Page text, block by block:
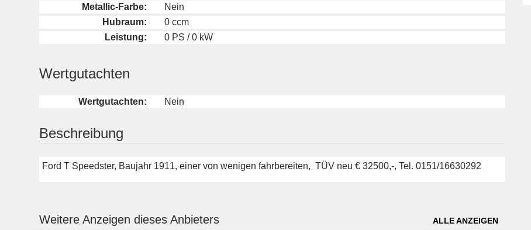
Metallic-Farbe:
Nein
Hubraum:
0 ccm
Leistung:
0 PS / 0 kW
Wertgutachten
Wertgutachten: Nein
Beschreibung
Ford T Speedster, Baujahr 1911, einer von wenigen fahrbereiten, TÜV neu € 32500,-, Tel. 0151/16630292
Weitere Anzeigen dieses Anbieters ALLE ANZEIGEN